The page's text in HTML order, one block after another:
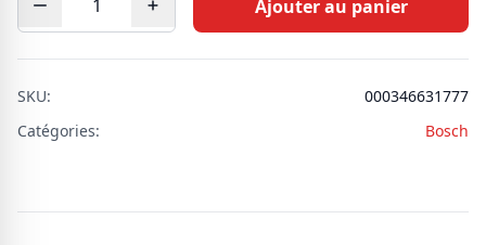
Ajouter au panier
SKU:
000346631777
Catégories:
Bosch